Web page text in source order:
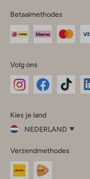
Betaalmethodes
Volg ons
InstagramFacebook
Kies je land
NEDERLAND
je
land
Nederland
Verzendmethodes